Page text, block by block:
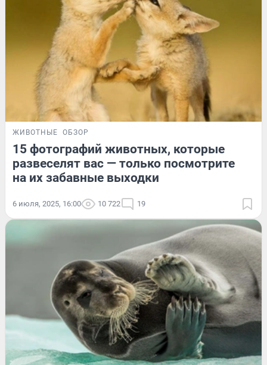
ЖИВОТНЫЕ ОБЗОР
15 фотографий животных, которые
развеселят вас — только посмотрите
на их забавные выходки
6 июля, 2025, 16:00 10 722 19